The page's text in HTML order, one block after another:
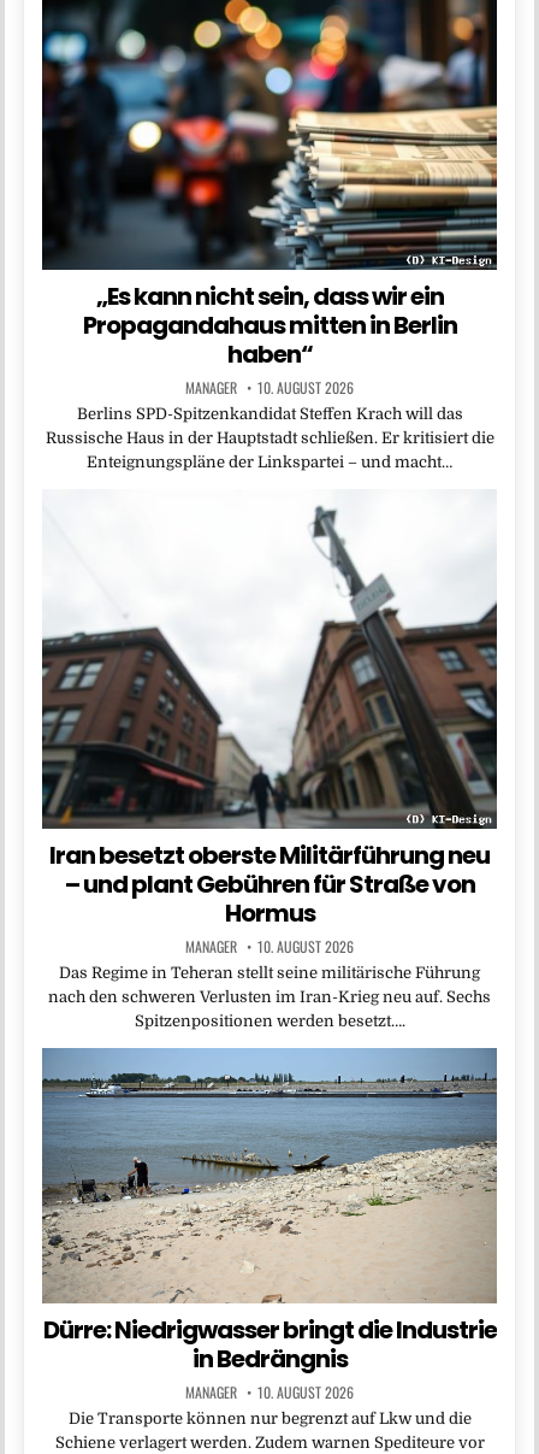
„Es kann nicht sein, dass wir ein
Propagandahaus mitten in Berlin
haben“
MANAGER 10. AUGUST 2026
Berlins SPD-Spitzenkandidat Steffen Krach will das
Russische Haus in der Hauptstadt schließen. Er kritisiert die
Enteignungspläne der Linkspartei – und macht…
Iran besetzt oberste Militärführung neu
– und plant Gebühren für Straße von
Hormus
MANAGER 10. AUGUST 2026
Das Regime in Teheran stellt seine militärische Führung
nach den schweren Verlusten im Iran-Krieg neu auf. Sechs
Spitzenpositionen werden besetzt….
Dürre: Niedrigwasser bringt die Industrie
in Bedrängnis
MANAGER 10. AUGUST 2026
Die Transporte können nur begrenzt auf Lkw und die
Schiene verlagert werden. Zudem warnen Spediteure vor